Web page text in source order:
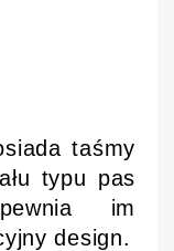
taśmy
typu pas
im
design.